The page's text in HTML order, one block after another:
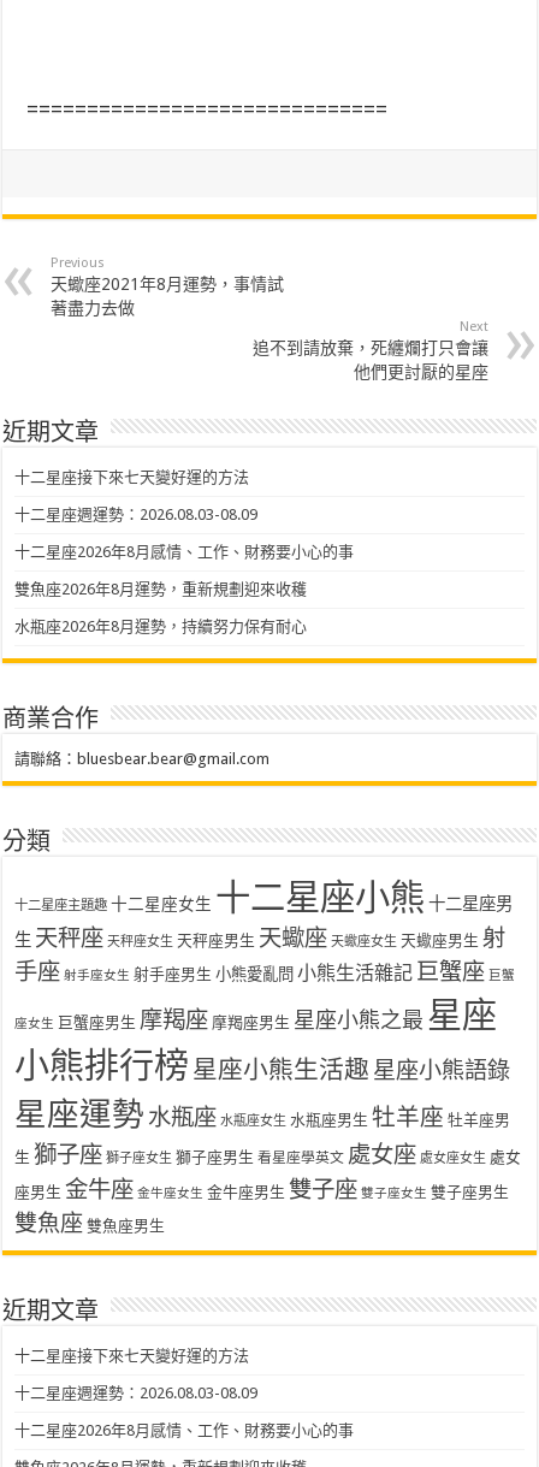
==============================
Previous
天蠍座2021年8月運勢，事情試
著盡力去做
Next
追不到請放棄，死纏爛打只會讓
他們更討厭的星座
近期文章
十二星座接下來七天變好運的方法
十二星座週運勢：2026.08.03-08.09
十二星座2026年8月感情、工作、財務要小心的事
雙魚座2026年8月運勢，重新規劃迎來收穫
水瓶座2026年8月運勢，持續努力保有耐心
商業合作
請聯絡： bluesbear.bear@gmail.com
分類
十二星座主題趣 十二星座女生 十二星座小熊 十二星座男
生 天秤座 天秤座女生 天秤座男生 天蠍座 天蠍座女生 天蠍座男生 射
手座 射手座女生 射手座男生 小熊愛亂問 小熊生活雜記 巨蟹座 巨蟹
座女生 巨蟹座男生 摩羯座 摩羯座男生 星座小熊之最 星座
小熊排行榜 星座小熊生活趣 星座小熊語錄
星座運勢 水瓶座 水瓶座女生 水瓶座男生 牡羊座 牡羊座男
生 獅子座 獅子座女生 獅子座男生 看星座學英文 處女座 處女座女生 處女
座男生 金牛座 金牛座女生 金牛座男生 雙子座 雙子座女生 雙子座男生
雙魚座 雙魚座男生
近期文章
十二星座接下來七天變好運的方法
十二星座週運勢：2026.08.03-08.09
十二星座2026年8月感情、工作、財務要小心的事